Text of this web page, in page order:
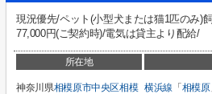
現況優先/ペット(小型犬または猫1匹のみ)
77,000円(ご契約時)/電気は貸主より配給/
所在地
神奈川県相模原市中央区相模 横浜線 「 相模原